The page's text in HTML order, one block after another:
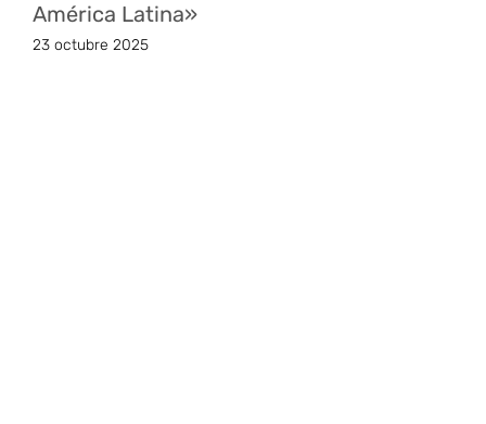
América Latina»
23 octubre 2025